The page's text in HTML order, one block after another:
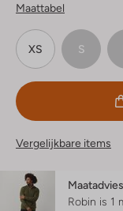
Maattabel
XS S
Vergelijkbare items
Maatadvies
Robin is 1